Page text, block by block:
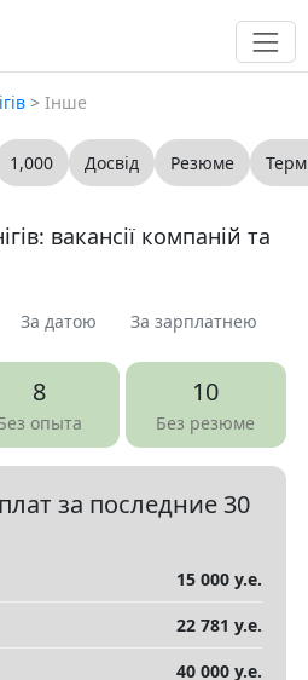
> Інше
1,000 Досвід Резюме
вакансії компаній та
Пропоную 0 Шукаю 0
341
За датою За зарплатнею
8
опыта
10
Без резюме
за последние 30
15 000 у.е.
22 781 у.е.
40 000 у.е.